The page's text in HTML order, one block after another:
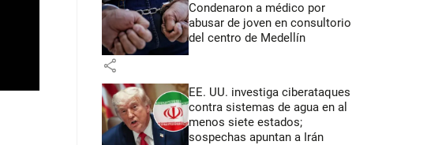
Condenaron a médico por
abusar de joven en consultorio
del centro de Medellín
share
EE. UU. investiga ciberataques
contra sistemas de agua en al
menos siete estados;
sospechas apuntan a Irán